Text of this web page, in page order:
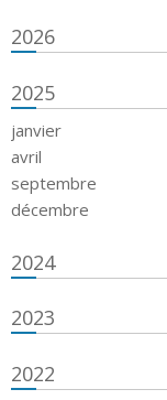
2026
2025
janvier
avril
septembre
décembre
2024
2023
2022